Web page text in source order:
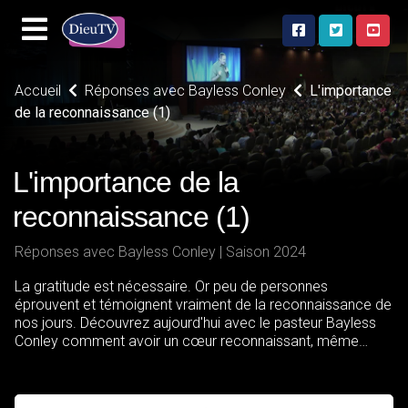
Accueil Réponses avec Bayless Conley
L'importance
de la reconnaissance (1)
L'importance de la
reconnaissance (1)
Réponses avec Bayless Conley | Saison 2024
La gratitude est nécessaire. Or peu de personnes
éprouvent et témoignent vraiment de la reconnaissance de
nos jours. Découvrez aujourd'hui avec le pasteur Bayless
Conley comment avoir un cœur reconnaissant, même